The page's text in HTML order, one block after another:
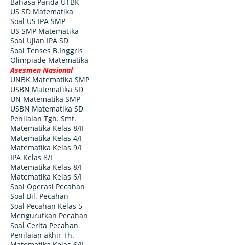
US SD Matematika
Soal US IPA SMP
US SMP Matematika
Soal Ujian IPA SD
Soal Tenses B.Inggris
Olimpiade Matematika
Asesmen Nasional
UNBK Matematika SMP
USBN Matematika SD
UN Matematika SMP
USBN Matematika SD
Penilaian Tgh. Smt.
Matematika Kelas 8/II
Matematika Kelas 4/I
Matematika Kelas 9/I
IPA Kelas 8/I
Matematika Kelas 8/I
Matematika Kelas 6/I
Soal Operasi Pecahan
Soal Bil. Pecahan
Soal Pecahan Kelas 5
Mengurutkan Pecahan
Soal Cerita Pecahan
Penilaian akhir Th.